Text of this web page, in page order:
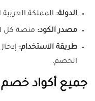
الدولة: المملكة
مصدر الكود: منصة كل
طريقة الاستخدام:
الخصم.
جميع أكواد خصم